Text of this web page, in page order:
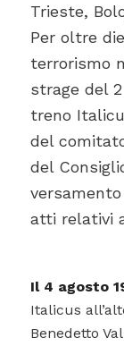
Trieste,
Per oltre
terrorismo
strage del
treno
del
del
atti relativi
Il 4 agosto
Italicus
Benedetto